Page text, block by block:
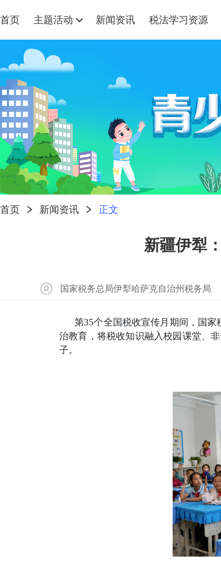
首页 主题活动 新闻资讯 税法学习资源
首页 新闻资讯 正文
新疆伊犁
国家税务总局伊犁哈萨克自治州税务局
第35个全国税收宣传月期间，国家
治教育，将税收知识融入校园课堂、
子。